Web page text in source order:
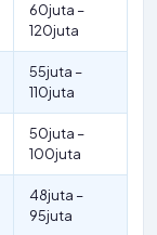
60juta –
120juta
55juta –
110juta
50juta –
100juta
48juta –
95juta